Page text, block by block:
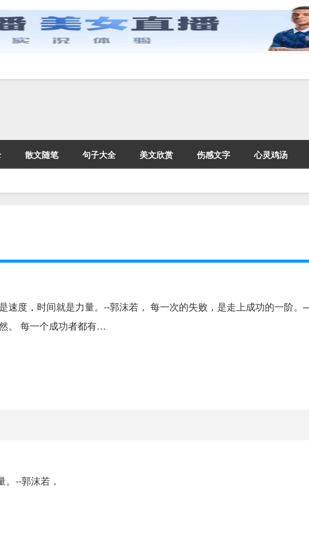
散文随笔 句子大全 美文欣赏 伤感文字 心灵鸡汤
速度，时间就是力量。--郭沫若， 每一次的失败，是走上成功的一阶
。 每一个成功者都有…
--郭沫若，